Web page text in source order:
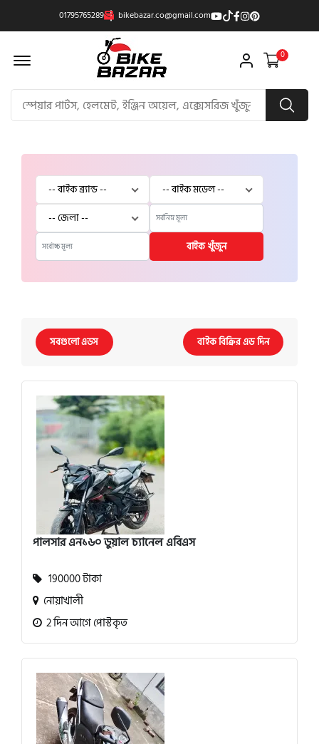
01795765289 bikebazar.co@gmail.com
Offcanvas Menu Open 0
বাইক খুঁজুন
সবগুলো এডস বাইক বিক্রির এড দিন
পালসার এন১৬০ ডুয়াল চ্যানেল এবিএস
190000 টাকা
নোয়াখালী
2 দিন আগে পোস্টকৃত